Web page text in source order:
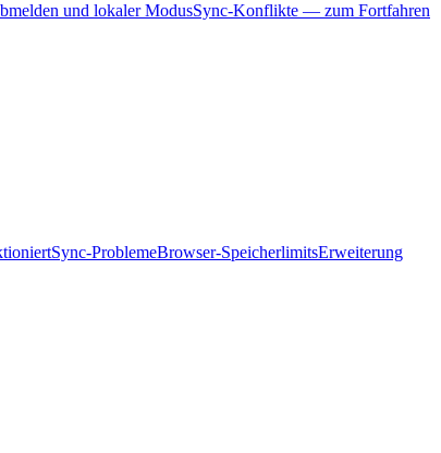
und lokaler ModusSync-Konflikte — zum Fortfahren
Sync-ProblemeBrowser-SpeicherlimitsErweiterung